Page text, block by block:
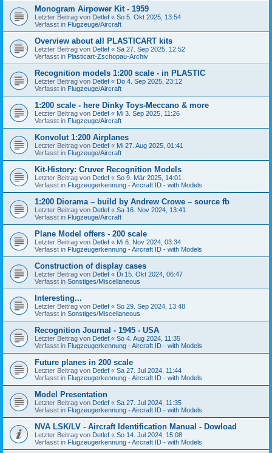
Monogram Airpower Kit - 1959
Letzter Beitrag von Detlef « So 5. Okt 2025, 13:54
Verfasst in Flugzeuge/Aircraft
Overview about all PLASTICART kits
Letzter Beitrag von Detlef « Sa 27. Sep 2025, 12:52
Verfasst in Plasticart-Zschopau-Archiv
Recognition models 1:200 scale - in PLASTIC
Letzter Beitrag von Detlef « Do 4. Sep 2025, 23:12
Verfasst in Flugzeuge/Aircraft
1:200 scale - here Dinky Toys-Meccano & more
Letzter Beitrag von Detlef « Mi 3. Sep 2025, 11:26
Verfasst in Flugzeuge/Aircraft
Konvolut 1:200 Airplanes
Letzter Beitrag von Detlef « Mi 27. Aug 2025, 01:41
Verfasst in Flugzeuge/Aircraft
Kit-History: Cruver Recognition Models
Letzter Beitrag von Detlef « So 9. Mär 2025, 14:01
Verfasst in Flugzeugerkennung - Aircraft ID - with Models
1:200 Diorama – build by Andrew Crowe – source fb
Letzter Beitrag von Detlef « Sa 16. Nov 2024, 13:41
Verfasst in Flugzeuge/Aircraft
Plane Model offers - 200 scale
Letzter Beitrag von Detlef « Mi 6. Nov 2024, 03:34
Verfasst in Flugzeugerkennung - Aircraft ID - with Models
Construction of display cases
Letzter Beitrag von Detlef « Di 15. Okt 2024, 06:47
Verfasst in Sonstiges/Miscellaneous
Interesting...
Letzter Beitrag von Detlef « So 29. Sep 2024, 13:48
Verfasst in Sonstiges/Miscellaneous
Recognition Journal - 1945 - USA
Letzter Beitrag von Detlef « So 4. Aug 2024, 11:35
Verfasst in Flugzeugerkennung - Aircraft ID - with Models
Future planes in 200 scale
Letzter Beitrag von Detlef « Sa 27. Jul 2024, 11:44
Verfasst in Flugzeugerkennung - Aircraft ID - with Models
Model Presentation
Letzter Beitrag von Detlef « Sa 27. Jul 2024, 11:35
Verfasst in Flugzeugerkennung - Aircraft ID - with Models
NVA LSK/LV - Aircraft Identification Manual - Dowload
Letzter Beitrag von Detlef « So 14. Jul 2024, 15:08
Verfasst in Flugzeugerkennung - Aircraft ID - with Models